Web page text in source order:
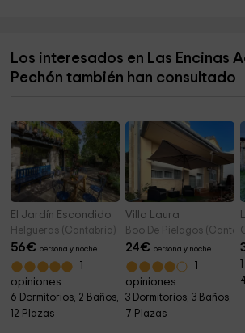
Cementerio de Serdio
Los interesados en Las Encinas
Pechón también han consultado
El Jardín Escondido
Helgueras (Cantabria)
56€ persona y noche
opiniones
6 Dormitorios, 2 Baños,
12 Plazas
Villa Laura
Boo De Pielagos
24€ persona y noche
opiniones
3 Dormitorios, 3 Baños,
7 Plazas